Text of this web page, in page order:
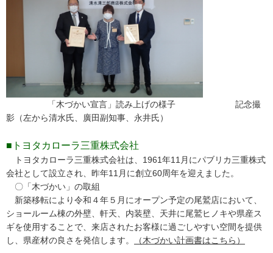
「木づかい宣言」読み上げの様子 記念撮
影（左から清水氏、廣田副知事、永井氏）
■トヨタカローラ三重株式会社
トヨタカローラ三重株式会社は、1961年11月にパブリカ三重株式
会社として設立され、昨年11月に創立60周年を迎えました。
〇「木づかい」の取組
新築移転により令和４年５月にオープン予定の尾鷲店において、
ショールーム棟の外壁、軒天、内装壁、天井に尾鷲ヒノキや県産ス
ギを使用することで、来店されたお客様に過ごしやすい空間を提供
し、県産材の良さを発信します。
（木づかい計画書はこちら）